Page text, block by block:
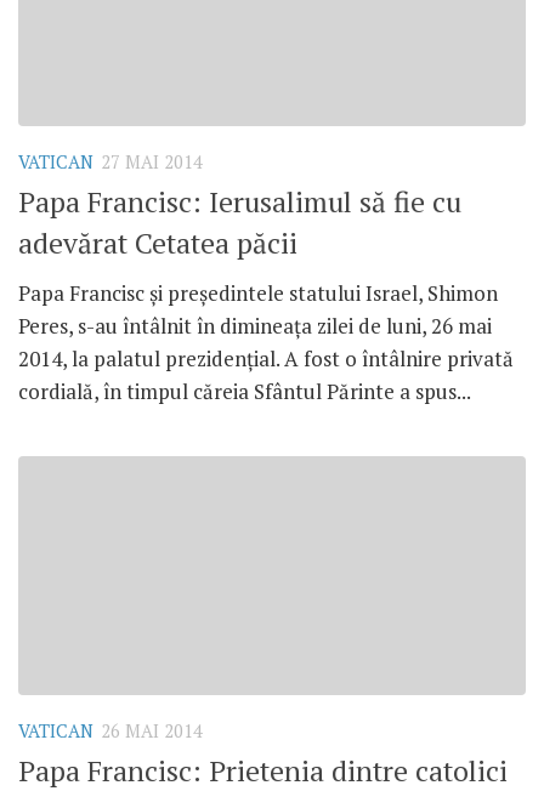
VATICAN 27 MAI 2014
Papa Francisc: Ierusalimul să fie cu
adevărat Cetatea păcii
Papa Francisc şi preşedintele statului Israel, Shimon
Peres, s-au întâlnit în dimineaţa zilei de luni, 26 mai
2014, la palatul prezidenţial. A fost o întâlnire privată
cordială, în timpul căreia Sfântul Părinte a spus...
VATICAN 26 MAI 2014
Papa Francisc: Prietenia dintre catolici